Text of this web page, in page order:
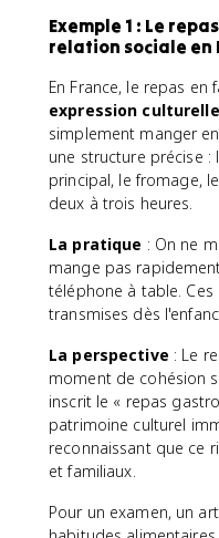
Exemple 1 : Le
relation sociale en
En France, le repas
expression culturelle
simplement manger
une structure précise :
principal, le fromage,
deux à trois heures.
La pratique : On ne
mange pas
téléphone à table.
transmises dès
La perspective : Le
moment de cohésion
inscrit le « repas
patrimoine culturel
reconnaissant que ce
et familiaux.
Pour un examen, un